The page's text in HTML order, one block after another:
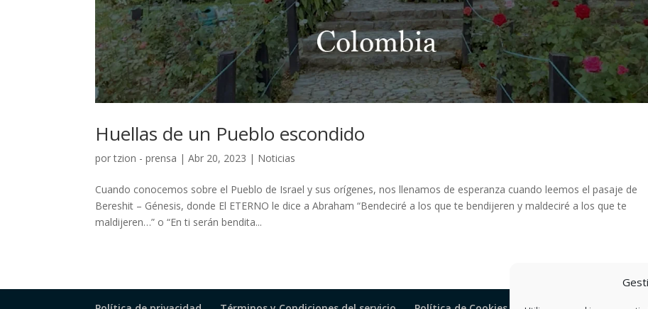
Huellas de un Pueblo escondido
portzion - prensa |Abr 20, 2023 | Noticias
Cuando conocemos sobre el Pueblo de Israel y sus orígenes, nos llenamos de esperanza cuando leemos el pasaje de
Bereshit – Génesis, donde El ETERNO le dice a Abraham “Bendeciré a los que te bendijeren y maldeciré a los que te
maldijeren…” o “En ti serán bendita...